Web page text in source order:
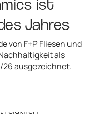
Jahres
von F+P Fliesen und
als
26 ausgezeichnet.
Feldkirch